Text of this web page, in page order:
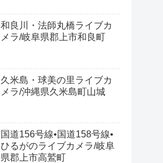
和良川・法師丸橋ライブカ
メラ/岐阜県郡上市和良町
久米島・球美の里ライブカ
メラ/沖縄県久米島町山城
国道156号線•国道158号線•
ひるがのライブカメラ/岐阜
県郡上市高鷲町